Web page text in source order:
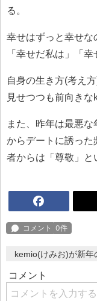
る。
幸せはずっと幸せな
「幸せだ私は」「幸
自身の生き方(考え
見せつつも前向きな
また、昨年は最悪
からデートに誘った
者からは「尊敬」と
kemio(けみお)が新年